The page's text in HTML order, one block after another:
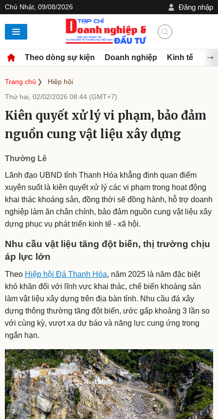
Chủ Nhật, 09/08/2026 Đăng nhập
Theo dòng sự kiện Doanh nghiệp Kinh tế
Trang chủ
Hiệp hội
Thứ hai, 02/02/2026 08:44 (GMT+7)
Kiên quyết xử lý vi phạm, bảo đảm
nguồn cung vật liệu xây dựng
Thường Lê
Lãnh đạo UBND tỉnh Thanh Hóa khẳng định quan điểm
xuyên suốt là kiên quyết xử lý các vi phạm trong hoạt động
khai thác khoáng sản, đồng thời sẽ đồng hành, hỗ trợ doanh
nghiệp làm ăn chân chính, bảo đảm nguồn cung vật liệu xây
dựng phục vụ phát triển kinh tế - xã hội.
Nhu cầu vật liệu tăng đột biến, thị trường chịu
áp lực lớn
Theo Hiệp hội Đá Thanh Hóa, năm 2025 là năm đặc biệt
khó khăn đối với lĩnh vực khai thác, chế biến khoáng sản
làm vật liệu xây dựng trên địa bàn tỉnh. Nhu cầu đá xây
dựng thông thường tăng đột biến, ước gấp khoảng 3 lần so
với cùng kỳ, vượt xa dự báo và năng lực cung ứng trong
ngắn hạn.